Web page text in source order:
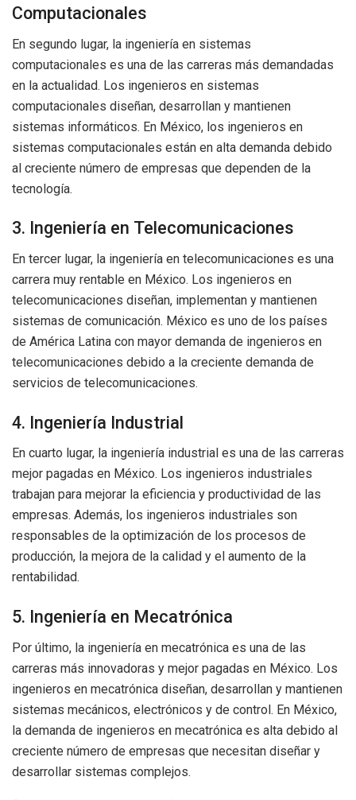
Computacionales
En segundo lugar, la ingeniería en sistemas
computacionales es una de las carreras más demandadas
en la actualidad. Los ingenieros en sistemas
computacionales diseñan, desarrollan y mantienen
sistemas informáticos. En México, los ingenieros en
sistemas computacionales están en alta demanda debido
al creciente número de empresas que dependen de la
tecnología.
3. Ingeniería en Telecomunicaciones
En tercer lugar, la ingeniería en telecomunicaciones es una
carrera muy rentable en México. Los ingenieros en
telecomunicaciones diseñan, implementan y mantienen
sistemas de comunicación. México es uno de los países
de América Latina con mayor demanda de ingenieros en
telecomunicaciones debido a la creciente demanda de
servicios de telecomunicaciones.
4. Ingeniería Industrial
En cuarto lugar, la ingeniería industrial es una de las carreras
mejor pagadas en México. Los ingenieros industriales
trabajan para mejorar la eficiencia y productividad de las
empresas. Además, los ingenieros industriales son
responsables de la optimización de los procesos de
producción, la mejora de la calidad y el aumento de la
rentabilidad.
5. Ingeniería en Mecatrónica
Por último, la ingeniería en mecatrónica es una de las
carreras más innovadoras y mejor pagadas en México. Los
ingenieros en mecatrónica diseñan, desarrollan y mantienen
sistemas mecánicos, electrónicos y de control. En México,
la demanda de ingenieros en mecatrónica es alta debido al
creciente número de empresas que necesitan diseñar y
desarrollar sistemas complejos.